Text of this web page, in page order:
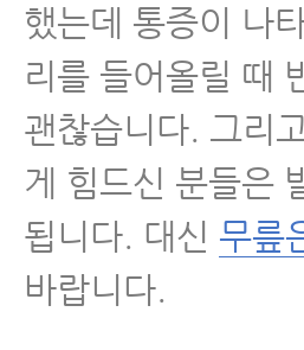
했는데 통증이 나
리를 들어올릴 때
괜찮습니다. 그리
게 힘드신 분들은
됩니다. 대신 무릎
바랍니다.